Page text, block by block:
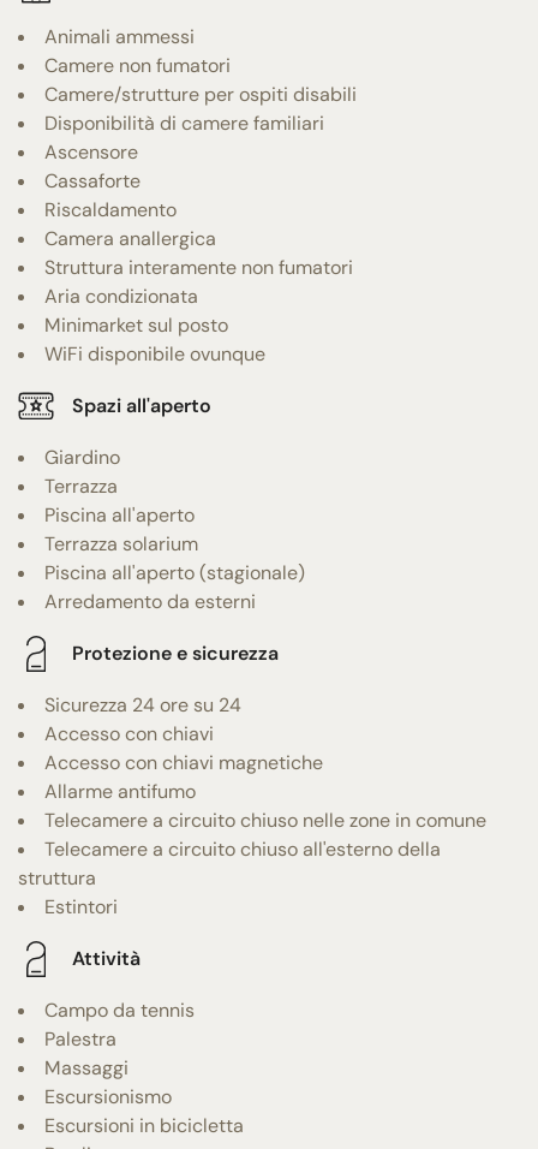
Animali ammessi
Camere non fumatori
Camere/strutture per ospiti disabili
Disponibilità di camere familiari
Ascensore
Cassaforte
Riscaldamento
Camera anallergica
Struttura interamente non fumatori
Aria condizionata
Minimarket sul posto
WiFi disponibile ovunque
Spazi all'aperto
Giardino
Terrazza
Piscina all'aperto
Terrazza solarium
Piscina all'aperto (stagionale)
Arredamento da esterni
Protezione e sicurezza
Sicurezza 24 ore su 24
Accesso con chiavi
Accesso con chiavi magnetiche
Allarme antifumo
Telecamere a circuito chiuso nelle zone in comune
Telecamere a circuito chiuso all'esterno della
struttura
Estintori
Attività
Campo da tennis
Palestra
Massaggi
Escursionismo
Escursioni in bicicletta